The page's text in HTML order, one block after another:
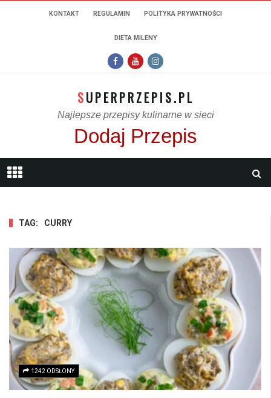
KONTAKT REGULAMIN POLITYKA PRYWATNOŚCI
DIETA MILENY
SUPERPRZEPIS.PL
Najlepsze przepisy kulinarne w sieci
Dodaj Przepis
TAG: CURRY
1242 ODSŁONY